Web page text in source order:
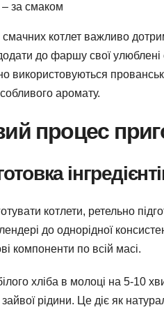
за смаком
котлет важливо
до фаршу свої улюблені
використовуються
аромату.
процес
котлети, ретельно
до однорідної
компоненти по всій масі.
хліба в молоці на 5-10
зайвої рідини. Це діє як